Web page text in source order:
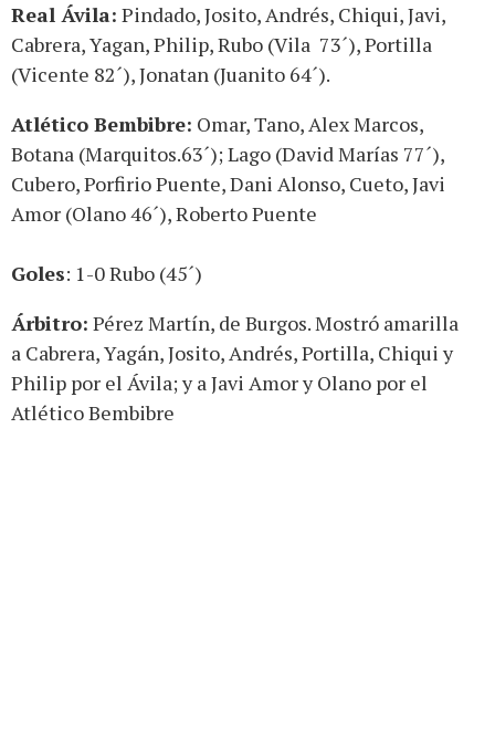
Real Ávila: Pindado, Josito, Andrés, Chiqui, Javi,
Cabrera, Yagan, Philip, Rubo (Vila 73´), Portilla
(Vicente 82´), Jonatan (Juanito 64´).
Atlético Bembibre: Omar, Tano, Alex Marcos,
Botana (Marquitos.63´); Lago (David Marías 77´),
Cubero, Porfirio Puente, Dani Alonso, Cueto, Javi
Amor (Olano 46´), Roberto Puente
Goles: 1-0 Rubo (45´)
Árbitro: Pérez Martín, de Burgos. Mostró amarilla
a Cabrera, Yagán, Josito, Andrés, Portilla, Chiqui y
Philip por el Ávila; y a Javi Amor y Olano por el
Atlético Bembibre